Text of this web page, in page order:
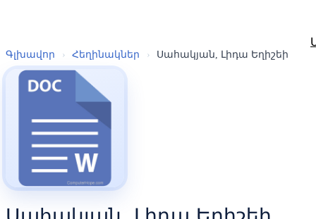
Գլխավոր › Հեղինակներ › Սահակյան, Լիդա Եղիշեի